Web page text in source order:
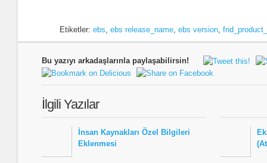
Etiketler: ebs ebs release_name ebs version
Bu yazıyı arkadaşlarınla paylaşabilirsin!
İlgili Yazılar
İnsan Kaynakları Özel Bilgileri
Eklenmesi